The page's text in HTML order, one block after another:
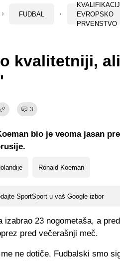
FUDBAL
EVROPSKO
PRVENSTVO
kvalitetniji,
3
Ronald Koeman
SportSport u vaš Google izbor
bio je veoma jasan
izabrao 23 nogometaša, a
pred večerašnji meč.
ne dotiče. Fudbalski smo